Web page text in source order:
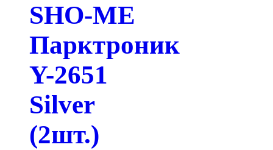
SHO-ME
Парктроник
Y-2651
Silver
(2шт.)